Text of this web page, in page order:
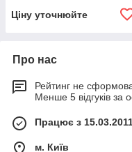
Ціну уточнюйте
Про нас
Рейтинг не
Менше 5 відгуків за
Працює з
м. Київ